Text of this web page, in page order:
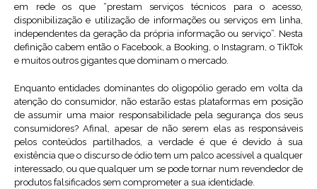
em rede os que “prestam serviços técnicos para o acesso,
disponibilização e utilização de informações ou serviços em linha,
independentes da geração da própria informação ou serviço”. Nesta
definição cabem então o Facebook, a Booking, o Instagram, o TikTok
e muitos outros gigantes que dominam o mercado.
Enquanto entidades dominantes do oligopólio gerado em volta da
atenção do consumidor, não estarão estas plataformas em posição
de assumir uma maior responsabilidade pela segurança dos seus
consumidores? Afinal, apesar de não serem elas as responsáveis
pelos conteúdos partilhados, a verdade é que é devido à sua
existência que o discurso de ódio tem um palco acessível a qualquer
interessado, ou que qualquer um se pode tornar num revendedor de
produtos falsificados sem comprometer a sua identidade.